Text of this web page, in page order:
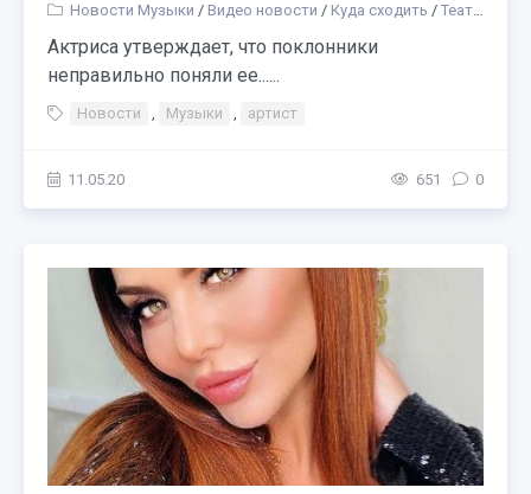
Новости Музыки / Видео новости / Куда сходить / Театр
Актриса утверждает, что поклонники
неправильно поняли ее......
Новости , Музыки , артист
11.05.20 651 0